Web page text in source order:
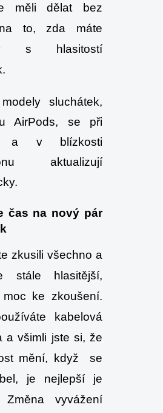
měli dělat bez
to, zda máte
s hlasitostí
sluchátek,
AirPods, se při
a v blízkosti
aktualizují
čas na nový pár
zkusili všechno a
stále hlasitější,
moc ke zkoušení.
kabelová
a všimli jste si, že
mění, když se
je nejlepší je
Změna vyvážení